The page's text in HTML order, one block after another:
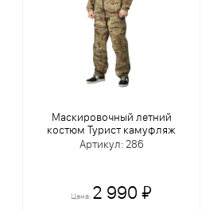
Маскировочный летний
костюм Турист камуфляж
Артикул: 286
Цена: 2 990 ₽